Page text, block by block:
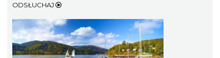
Dni Koronki Koniakowskiej
Koniaków
21.60 km
ODSŁUCHAJ